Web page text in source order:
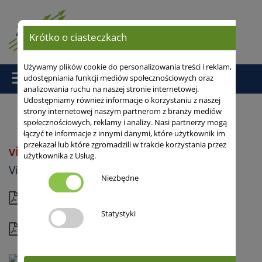
Strona główna / viterra® BEISAAT WINTER FEIN
viterra® BEISAAT FEIN WINTER
Viterra®
Kompletny profil
Krótko o ciasteczkach
Używamy plików cookie do personalizowania treści i reklam,
udostępniania funkcji mediów społecznościowych oraz
analizowania ruchu na naszej stronie internetowej.
Udostępniamy również informacje o korzystaniu z naszej
strony internetowej naszym partnerom z branży mediów
społecznościowych, reklamy i analizy. Nasi partnerzy mogą
łączyć te informacje z innymi danymi, które użytkownik im
przekazał lub które zgromadzili w trakcie korzystania przez
użytkownika z Usług.
Niezbędne
Statystyki